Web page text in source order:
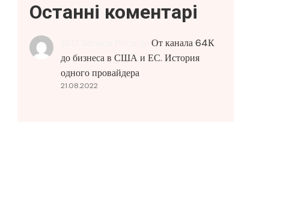
Останні коментарі
От канала 64К
до бизнеса в США и ЕС. История
одного провайдера
21.08.2022